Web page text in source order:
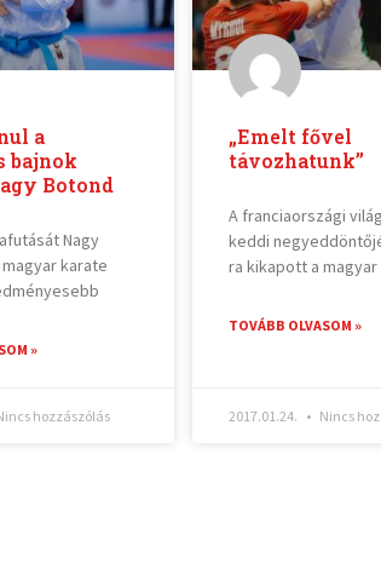
a
bajnok
Botond
Nagy
karate
»
hozzászólás
„Emelt fővel
távozhatunk”
A franciaországi
keddi
ra kikapott a
TOVÁBB OLVASOM »
2017.01.24. Nincs